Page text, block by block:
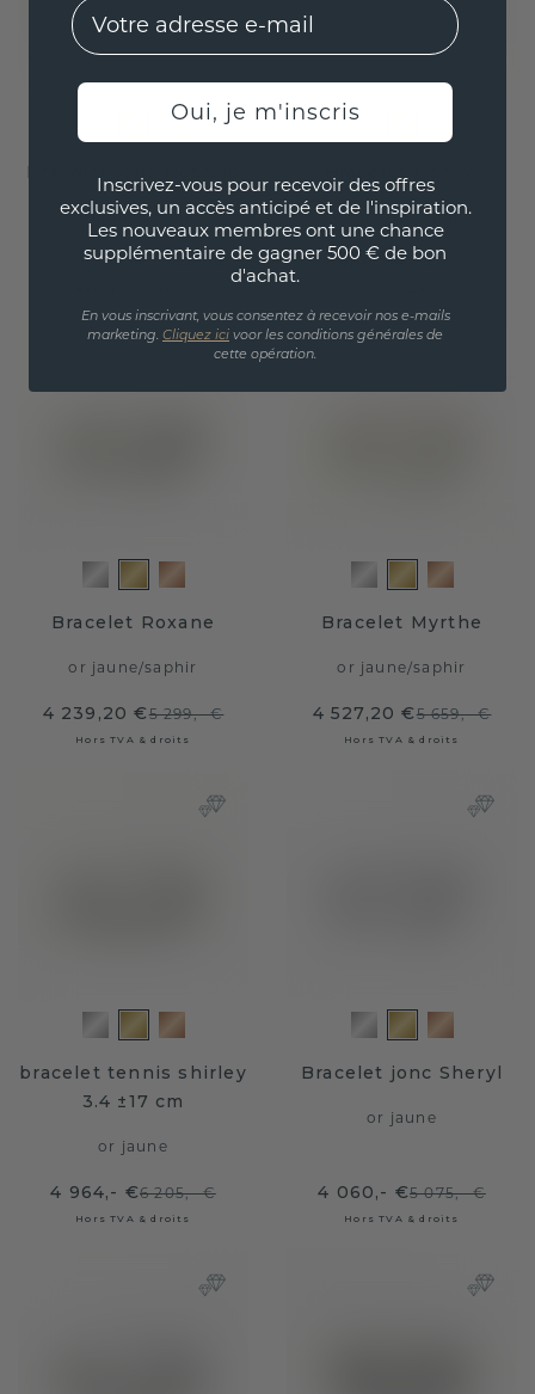
or jaune/saphir
2 903,20 € 3 629,- €
or jaune/saphir
4 988,- € 6 235,- €
Bracelet Roxane
or jaune/saphir
4 239,20 €5 299,- €
Hors TVA & droits
Bracelet Myrthe
or jaune/saphir
4 527,20 €5 659,- €
Hors TVA & droits
bracelet tennis shirley
3.4 ±17 cm
or jaune
4 964,- €6 205,- €
Hors TVA & droits
Bracelet jonc Sheryl
or jaune
4 060,- €5 075,- €
Hors TVA & droits
EMail
Oui, je m'inscris
Inscrivez-vous pour recevoir des offres
exclusives, un accès anticipé et de l'inspiration.
Les nouveaux membres ont une chance
supplémentaire de gagner 500 € de bon
d'achat.
En vous inscrivant, vous consentez à recevoir nos e-mails
marketing. Cliquez ici voor les conditions générales de
cette opération.